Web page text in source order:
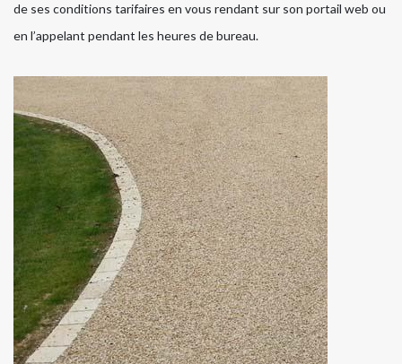
de ses conditions tarifaires en vous rendant sur son portail web ou
en l’appelant pendant les heures de bureau.